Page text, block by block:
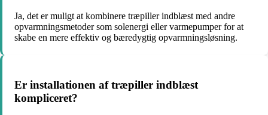
Ja, det er muligt at kombinere træpiller indblæst med andre
opvarmningsmetoder som solenergi eller varmepumper for at
skabe en mere effektiv og bæredygtig opvarmningsløsning.
Er installationen af træpiller indblæst
kompliceret?